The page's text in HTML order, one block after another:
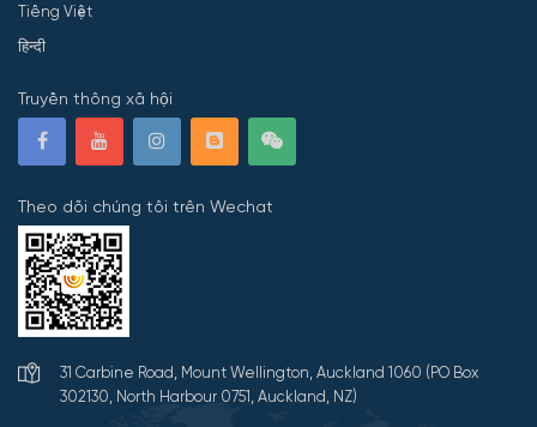
Tiếng Việt
हिन्दी
Truyền thông xã hội
Theo dõi chúng tôi trên Wechat
31 Carbine Road, Mount Wellington, Auckland 1060 (PO Box
302130, North Harbour 0751, Auckland, NZ)